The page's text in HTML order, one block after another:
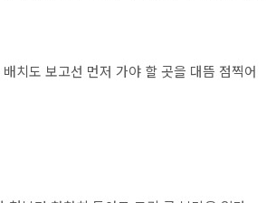
치도 보고선 먼저 가야 할 곳을 대뜸 점찍어